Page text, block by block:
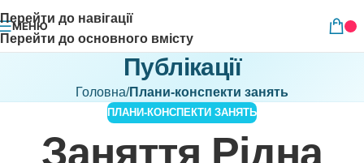
Перейти до навігації
Перейти до основного вмісту
МЕНЮ
Публікації
Головна/Плани-конспекти занять
ПЛАНИ-КОНСПЕКТИ ЗАНЯТЬ
Заняття Рідна